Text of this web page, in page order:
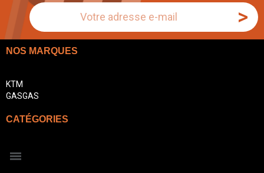
>
NOS MARQUES
KTM
GASGAS
CATÉGORIES